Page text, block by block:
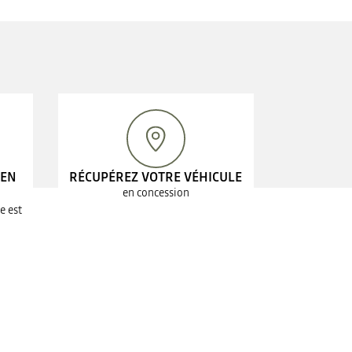
est
RÉCUPÉREZ VOTRE VÉHICULE
en concession